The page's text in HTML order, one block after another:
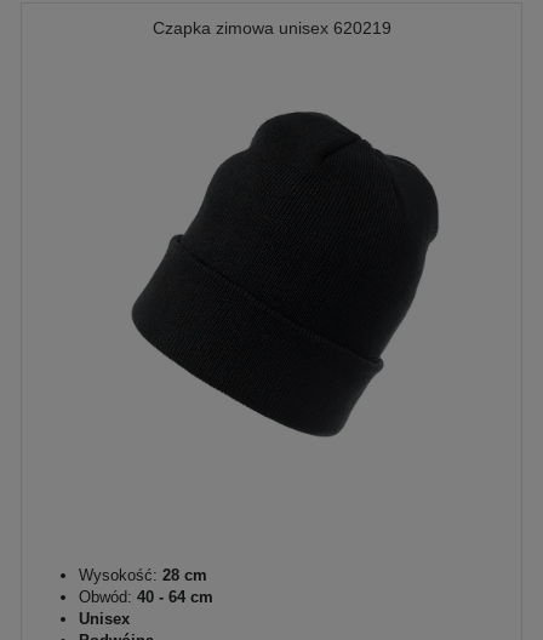
Czapka zimowa unisex 620219
Wysokość: 28 cm
Obwód: 40 - 64 cm
Unisex